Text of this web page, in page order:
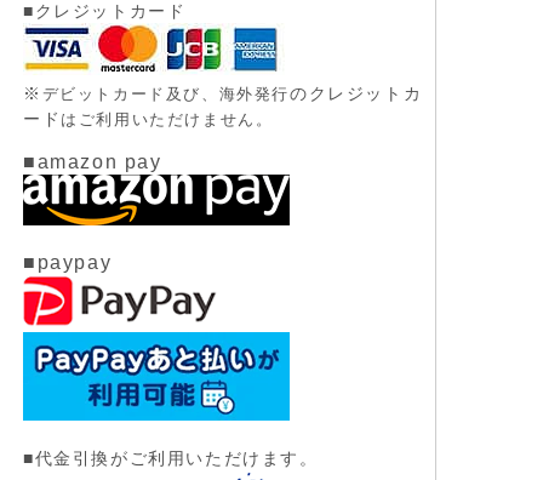
■クレジットカード
※ デビットカード及び、 海外発行のクレジットカ
ード はご利用いただけません。
■amazon pay
■paypay
■代金引換がご利用いただけます。